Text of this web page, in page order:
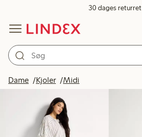
30 dages returret
Dame Kjoler Midi